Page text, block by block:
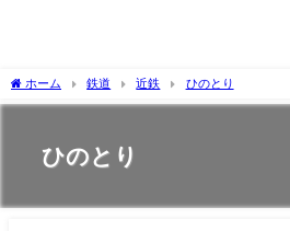
ホーム 鉄道 近鉄 ひのとり
ひのとり